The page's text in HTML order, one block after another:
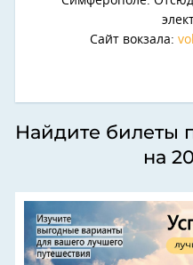
Сайт вокзала:
Найдите билеты
на